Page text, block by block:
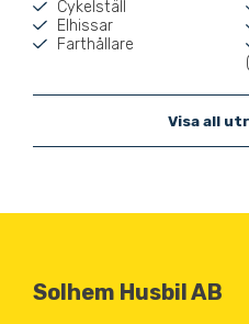
Cykelställ
Elhissar
Farthållare
Visa all
Solhem Husbil AB